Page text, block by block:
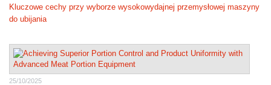
Kluczowe cechy przy wyborze wysokowydajnej przemysłowej maszyny
do ubijania
25/10/2025